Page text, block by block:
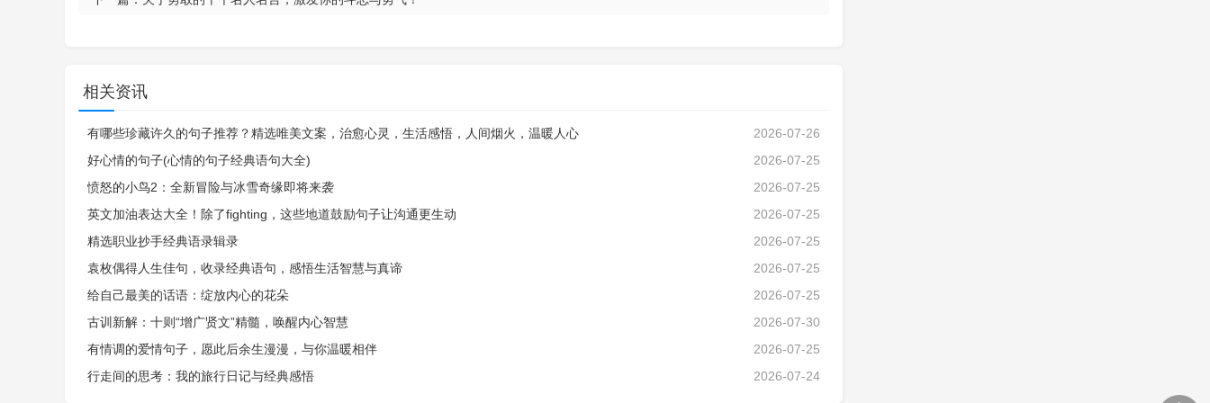
相关资讯
2026-07-26
有哪些珍藏许久的句子推荐？精选唯美文案，治愈心灵，生活感悟，人间烟火，温暖人心
2026-07-25
好心情的句子(心情的句子经典语句大全)
2026-07-25
愤怒的小鸟2：全新冒险与冰雪奇缘即将来袭
2026-07-25
英文加油表达大全！除了fighting，这些地道鼓励句子让沟通更生动
2026-07-25
精选职业抄手经典语录辑录
2026-07-25
袁枚偶得人生佳句，收录经典语句，感悟生活智慧与真谛
2026-07-25
给自己最美的话语：绽放内心的花朵
2026-07-30
古训新解：十则“增广贤文”精髓，唤醒内心智慧
2026-07-25
有情调的爱情句子，愿此后余生漫漫，与你温暖相伴
2026-07-24
行走间的思考：我的旅行日记与经典感悟